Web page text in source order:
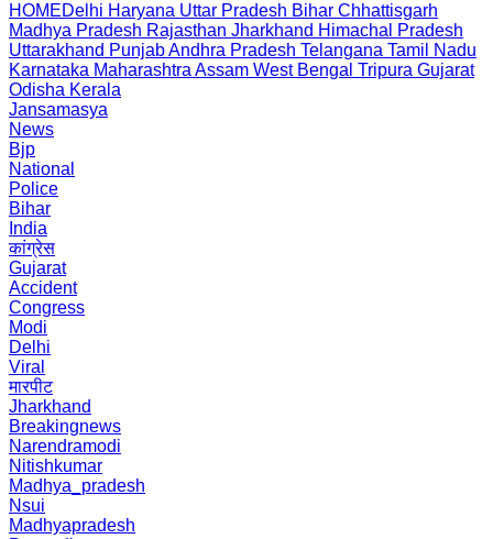
HOMEDelhi Haryana Uttar Pradesh Bihar Chhattisgarh
Madhya Pradesh Rajasthan Jharkhand Himachal Pradesh
Uttarakhand PunjabAndhra Pradesh Telangana Tamil Nadu
Karnataka Maharashtra Assam West Bengal Tripura Gujarat
Odisha Kerala
Jansamasya
News
Bjp
National
Police
Bihar
India
कांग्रेस
Gujarat
Accident
Congress
Modi
Delhi
Viral
मारपीट
Jharkhand
Breakingnews
Narendramodi
Nitishkumar
Madhya_pradesh
Nsui
Madhyapradesh